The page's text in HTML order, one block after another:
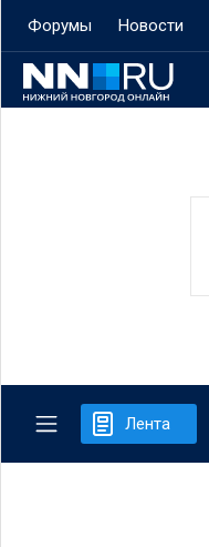
Форумы Новости
Лента